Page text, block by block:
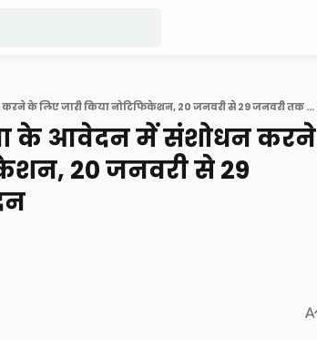
RPSC ने फर्स्ट ग्रेड भर्ती परीक्षा के आवेदन में संशोधन करने के लिए जारी किया नोटिफिकेशन, 20 जनवरी से 29 जनवरी तक कर सकेंगे आवेदन
के आवेदन में संशोधन करने
20 जनवरी से 29